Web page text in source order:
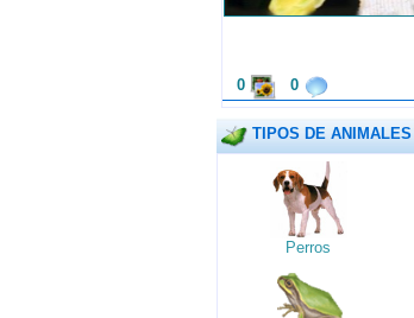
0 0
TIPOS DE ANIMALES
Perros